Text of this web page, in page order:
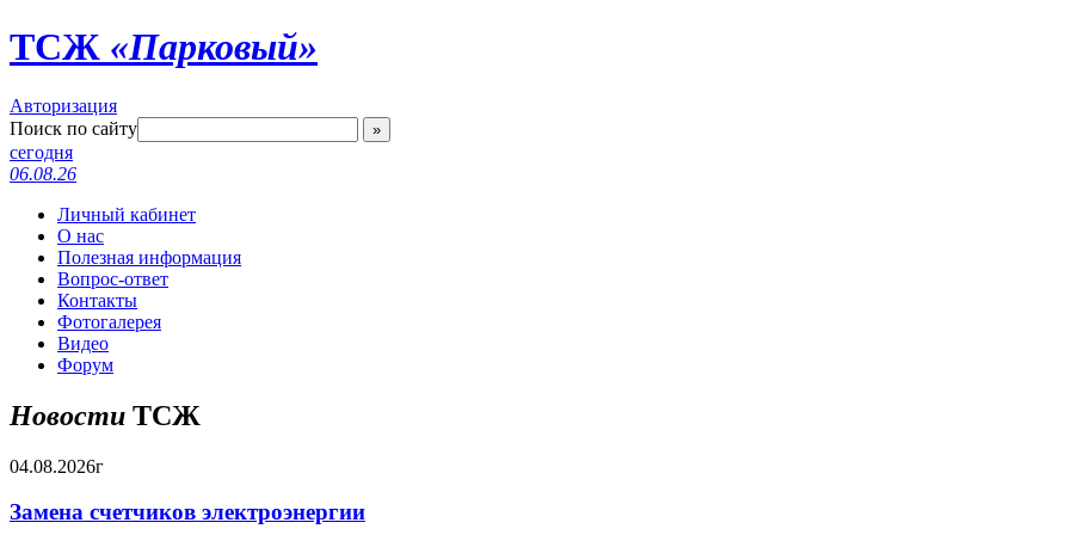
ТСЖ «Парковый»
Авторизация
Поиск по сайту
»
сегодня
06.08.26
Личный кабинет
О нас
Полезная информация
Вопрос-ответ
Контакты
Фотогалерея
Видео
Форум
Новости ТСЖ
04.08.2026г
Замена счетчиков электроэнергии